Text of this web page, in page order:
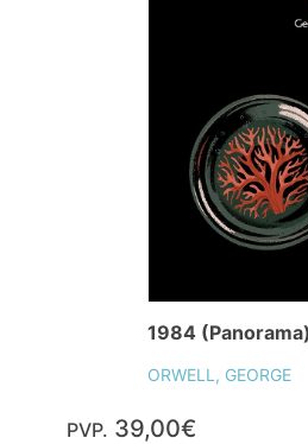
1984 (Panorama)
ORWELL, GEORGE
PVP. 39,00€